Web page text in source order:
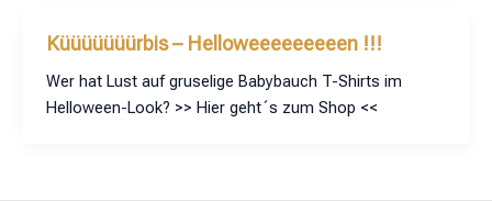
Küüüüüüürbis – Helloweeeeeeeeen !!!
Wer hat Lust auf gruselige Babybauch T-Shirts im
Helloween-Look? >> Hier geht´s zum Shop <<